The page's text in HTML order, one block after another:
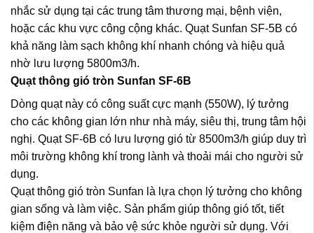
nhắc sử dụng tại các trung tâm thương mại, bệnh viện,
hoặc các khu vực công cộng khác. Quạt Sunfan SF-5B có
khả năng làm sạch không khí nhanh chóng và hiệu quả
nhờ lưu lượng 5800m3/h.
Quạt thông gió tròn Sunfan SF-6B
Dòng quạt này có công suất cực mạnh (550W), lý tưởng
cho các không gian lớn như nhà máy, siêu thị, trung tâm hội
nghị. Quạt SF-6B có lưu lượng gió từ 8500m3/h giúp duy trì
môi trường không khí trong lành và thoải mái cho người sử
dụng.
Quạt thông gió tròn Sunfan là lựa chọn lý tưởng cho không
gian sống và làm việc. Sản phẩm giúp thông gió tốt, tiết
kiệm điện năng và bảo vệ sức khỏe người sử dụng. Với